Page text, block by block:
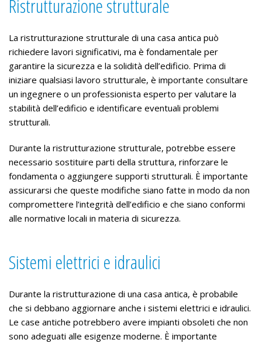
Ristrutturazione strutturale
La ristrutturazione strutturale di una casa antica può
richiedere lavori significativi, ma è fondamentale per
garantire la sicurezza e la solidità dell’edificio. Prima di
iniziare qualsiasi lavoro strutturale, è importante consultare
un ingegnere o un professionista esperto per valutare la
stabilità dell’edificio e identificare eventuali problemi
strutturali.
Durante la ristrutturazione strutturale, potrebbe essere
necessario sostituire parti della struttura, rinforzare le
fondamenta o aggiungere supporti strutturali. È importante
assicurarsi che queste modifiche siano fatte in modo da non
compromettere l’integrità dell’edificio e che siano conformi
alle normative locali in materia di sicurezza.
Sistemi elettrici e idraulici
Durante la ristrutturazione di una casa antica, è probabile
che si debbano aggiornare anche i sistemi elettrici e idraulici.
Le case antiche potrebbero avere impianti obsoleti che non
sono adeguati alle esigenze moderne. È importante